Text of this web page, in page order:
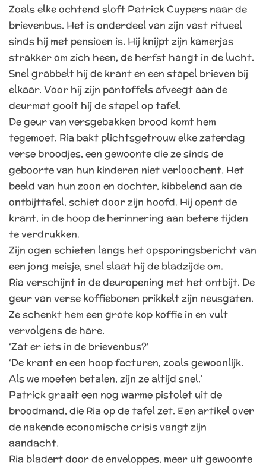
Zoals elke ochtend sloft Patrick Cuypers naar de
brievenbus. Het is onderdeel van zijn vast ritueel
sinds hij met pensioen is. Hij knijpt zijn kamerjas
strakker om zich heen, de herfst hangt in de lucht.
Snel grabbelt hij de krant en een stapel brieven bij
elkaar. Voor hij zijn pantoffels afveegt aan de
deurmat gooit hij de stapel op tafel.
De geur van versgebakken brood komt hem
tegemoet. Ria bakt plichtsgetrouw elke zaterdag
verse broodjes, een gewoonte die ze sinds de
geboorte van hun kinderen niet verloochent. Het
beeld van hun zoon en dochter, kibbelend aan de
ontbijttafel, schiet door zijn hoofd. Hij opent de
krant, in de hoop de herinnering aan betere tijden
te verdrukken.
Zijn ogen schieten langs het opsporingsbericht van
een jong meisje, snel slaat hij de bladzijde om.
Ria verschijnt in de deuropening met het ontbijt. De
geur van verse koffiebonen prikkelt zijn neusgaten.
Ze schenkt hem een grote kop koffie in en vult
vervolgens de hare.
‘Zat er iets in de brievenbus?’
‘De krant en een hoop facturen, zoals gewoonlijk.
Als we moeten betalen, zijn ze altijd snel.’
Patrick graait een nog warme pistolet uit de
broodmand, die Ria op de tafel zet. Een artikel over
de nakende economische crisis vangt zijn
aandacht.
Ria bladert door de enveloppes, meer uit gewoonte